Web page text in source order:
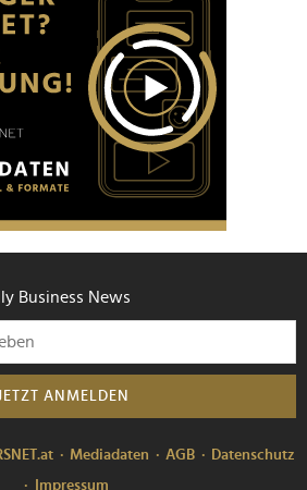
Business News
ANMELDEN
Mediadaten AGB
Datenschutz
Impressum